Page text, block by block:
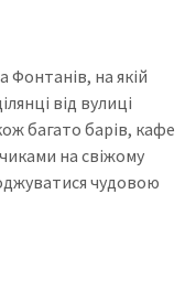
на якій
від вулиці
багато барів, кафе
на свіжому
чудовою